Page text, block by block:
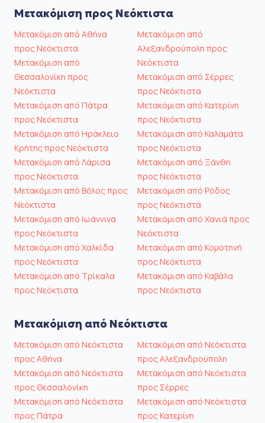
Μετακόμιση προς Νεόκτιστα
Μετακόμιση από Αθήνα
προς Νεόκτιστα
Μετακόμιση από
Θεσσαλονίκη προς
Νεόκτιστα
Μετακόμιση από Πάτρα
προς Νεόκτιστα
Μετακόμιση από Ηράκλειο
Κρήτης προς Νεόκτιστα
Μετακόμιση από Λάρισα
προς Νεόκτιστα
Μετακόμιση από Βόλος προς
Νεόκτιστα
Μετακόμιση από Ιωάννινα
προς Νεόκτιστα
Μετακόμιση από Χαλκίδα
προς Νεόκτιστα
Μετακόμιση από Τρίκαλα
προς Νεόκτιστα
Μετακόμιση από
Αλεξανδρούπολη προς
Νεόκτιστα
Μετακόμιση από Σέρρες
προς Νεόκτιστα
Μετακόμιση από Κατερίνη
προς Νεόκτιστα
Μετακόμιση από Καλαμάτα
προς Νεόκτιστα
Μετακόμιση από Ξάνθη
προς Νεόκτιστα
Μετακόμιση από Ρόδος
προς Νεόκτιστα
Μετακόμιση από Χανιά προς
Νεόκτιστα
Μετακόμιση από Κομοτηνή
προς Νεόκτιστα
Μετακόμιση από Καβάλα
προς Νεόκτιστα
Μετακόμιση από Νεόκτιστα
Μετακόμιση από Νεόκτιστα
προς Αθήνα
Μετακόμιση από Νεόκτιστα
προς Θεσσαλονίκη
Μετακόμιση από Νεόκτιστα
προς Πάτρα
Μετακόμιση από Νεόκτιστα
προς Αλεξανδρούπολη
Μετακόμιση από Νεόκτιστα
προς Σέρρες
Μετακόμιση από Νεόκτιστα
προς Κατερίνη